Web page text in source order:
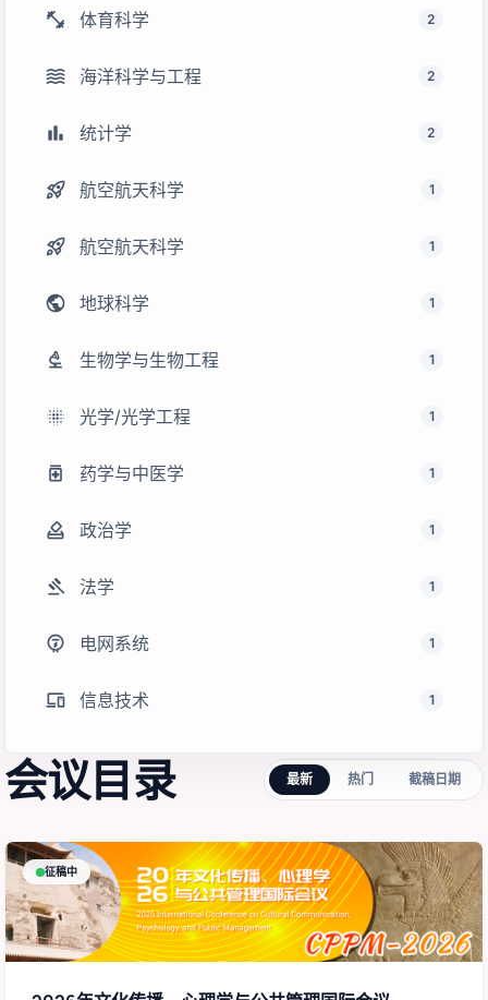
fitness_center 体育科学 2
waves 海洋科学与工程 2
bar_chart 统计学 2
rocket_launch 航空航天科学 1
rocket_launch 航空航天科学 1
public 地球科学 1
biotech 生物学与生物工程 1
lens_blur 光学/光学工程 1
medication 药学与中医学 1
how_to_vote 政治学 1
gavel 法学 1
electric_meter 电网系统 1
devices 信息技术 1
会议目录 最新 热门 截稿日期
征稿中